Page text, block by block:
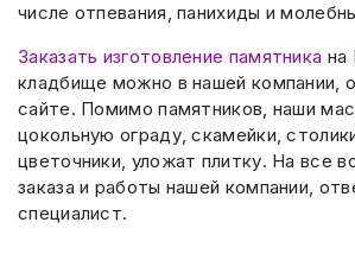
числе отпевания, панихиды и
Заказать изготовление памятника на
кладбище можно в нашей компании,
сайте. Помимо памятников, наши
цокольную ограду, скамейки,
цветочники, уложат плитку. На все
заказа и работы нашей компании,
специалист.